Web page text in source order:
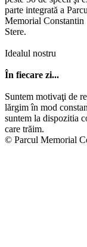
parte integrată a
Memorial Constantin
Stere.
Idealul nostru
În fiecare zi...
Suntem motivaţi de
lărgim în mod
suntem la dispozitia
care trăim.
© Parcul Memorial